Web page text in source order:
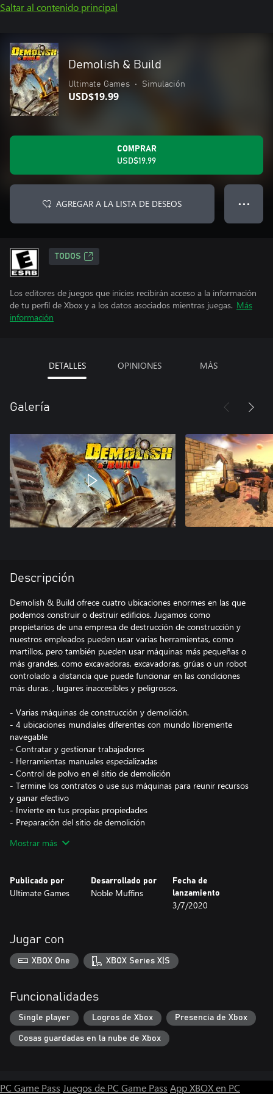
Saltar al contenido principal
Demolish & Build
Ultimate Games • Simulación
USD$19.99
COMPRAR
USD$19.99
AGREGAR A LA LISTA DE DESEOS ● ● ●
TODOS
Los editores de juegos que inicies recibirán acceso a la información
de tu perfil de Xbox y a los datos asociados mientras juegas. Más
información
DETALLES OPINIONES MÁS
Galería
Descripción
Demolish & Build ofrece cuatro ubicaciones enormes en las que
podemos construir o destruir edificios. Jugamos como
propietarios de una empresa de destrucción de construcción y
nuestros empleados pueden usar varias herramientas, como
martillos, pero también pueden usar máquinas más pequeñas o
más grandes, como excavadoras, excavadoras, grúas o un robot
controlado a distancia que puede funcionar en las condiciones
más duras. , lugares inaccesibles y peligrosos.
- Varias máquinas de construcción y demolición.
- 4 ubicaciones mundiales diferentes con mundo libremente
navegable
- Contratar y gestionar trabajadores
- Herramientas manuales especializadas
- Control de polvo en el sitio de demolición
- Termine los contratos o use sus máquinas para reunir recursos
y ganar efectivo
- Invierte en tus propias propiedades
- Preparación del sitio de demolición
Mostrar más
Publicado por
Ultimate Games
Desarrollado por
Noble Muffins
Fecha de
lanzamiento
3/7/2020
Jugar con
XBOX One XBOX Series X|S
Funcionalidades
Single player Logros de Xbox Presencia de Xbox
Cosas guardadas en la nube de Xbox
PC Game Pass Juegos de PC Game Pass App XBOX en PC